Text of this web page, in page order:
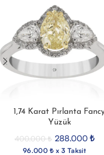
1,74 Karat Pırlanta
Yüzük
400.000₺ 288.000 ₺
96.000 ₺ x 3 Taksit